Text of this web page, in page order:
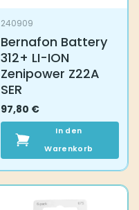
240909
Bernafon Battery
312+ LI-ION
Zenipower Z22A
SER
97,80 €
In den
Warenkorb